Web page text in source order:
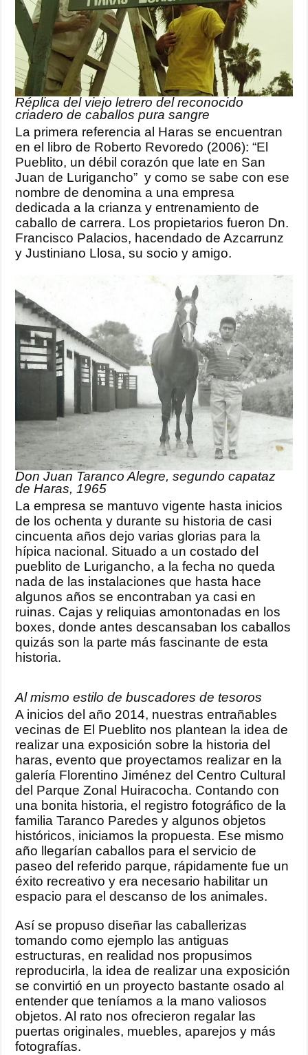
Réplica del viejo letrero del reconocido
criadero de caballos pura sangre
La primera referencia al Haras se encuentran
en el libro de Roberto Revoredo (2006): “El
Pueblito, un débil corazón que late en San
Juan de Lurigancho” y como se sabe con ese
nombre de denomina a una empresa
dedicada a la crianza y entrenamiento de
caballo de carrera. Los propietarios fueron Dn.
Francisco Palacios, hacendado de Azcarrunz
y Justiniano Llosa, su socio y amigo.
Don Juan Taranco Alegre, segundo capataz
de Haras, 1965
La empresa se mantuvo vigente hasta inicios
de los ochenta y durante su historia de casi
cincuenta años dejo varias glorias para la
hípica nacional. Situado a un costado del
pueblito de Lurigancho, a la fecha no queda
nada de las instalaciones que hasta hace
algunos años se encontraban ya casi en
ruinas. Cajas y reliquias amontonadas en los
boxes, donde antes descansaban los caballos
quizás son la parte más fascinante de esta
historia.
Al mismo estilo de buscadores de tesoros
A inicios del año 2014, nuestras entrañables
vecinas de El Pueblito nos plantean la idea de
realizar una exposición sobre la historia del
haras, evento que proyectamos realizar en la
galería Florentino Jiménez del Centro Cultural
del Parque Zonal Huiracocha. Contando con
una bonita historia, el registro fotográfico de la
familia Taranco Paredes y algunos objetos
históricos, iniciamos la propuesta. Ese mismo
año llegarían caballos para el servicio de
paseo del referido parque, rápidamente fue un
éxito recreativo y era necesario habilitar un
espacio para el descanso de los animales.
Así se propuso diseñar las caballerizas
tomando como ejemplo las antiguas
estructuras, en realidad nos propusimos
reproducirla, la idea de realizar una exposición
se convirtió en un proyecto bastante osado al
entender que teníamos a la mano valiosos
objetos. Al rato nos ofrecieron regalar las
puertas originales, muebles, aparejos y más
fotografías.